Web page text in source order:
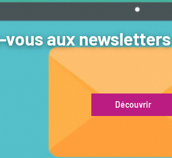
vous aux
Découvrir